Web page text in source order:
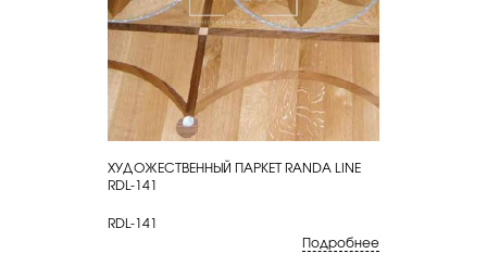
КУПИТЬ
ХУДОЖЕСТВЕННЫЙ ПАРКЕТ RANDA LINE
RDL-141
RDL-141
Подробнее